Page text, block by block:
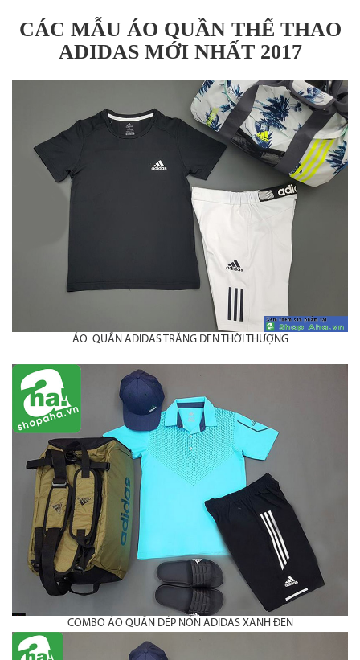
CÁC MẪU ÁO QUẦN THỂ THAO
ADIDAS MỚI NHẤT 2017
ÁO QUẦN ADIDAS TRĂNG ĐEN THỜI THƯỢNG
COMBO ÁO QUẦN DÉP NÓN ADIDAS XANH ĐEN